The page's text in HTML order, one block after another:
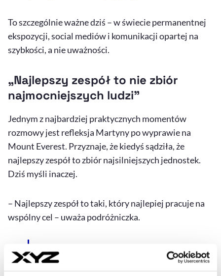
To szczególnie ważne dziś – w świecie permanentnej
ekspozycji, social mediów i komunikacji opartej na
szybkości, a nie uważności.
„Najlepszy zespół to nie zbiór
najmocniejszych ludzi”
Jednym z najbardziej praktycznych momentów
rozmowy jest refleksja Martyny po wyprawie na
Mount Everest. Przyznaje, że kiedyś sądziła, że
najlepszy zespół to zbiór najsilniejszych jednostek.
Dziś myśli inaczej.
– Najlepszy zespół to taki, który najlepiej pracuje na
wspólny cel – uważa podróżniczka.